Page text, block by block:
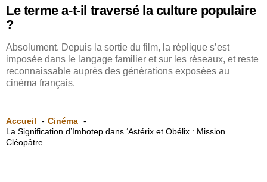
Le terme a-t-il traversé la culture populaire
?
Absolument. Depuis la sortie du film, la réplique s’est
imposée dans le langage familier et sur les réseaux, et reste
reconnaissable auprès des générations exposées au
cinéma français.
Accueil
Cinéma
La Signification d’Imhotep dans ‘Astérix et Obélix : Mission
Cléopâtre